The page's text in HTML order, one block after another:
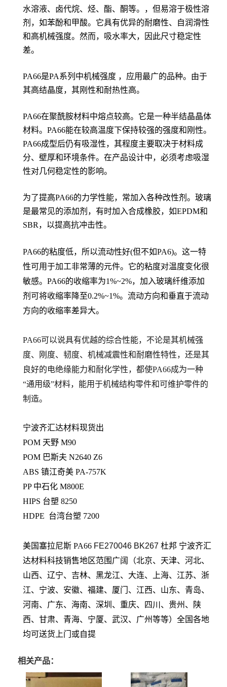
水溶液、卤代烷、烃、酯、酮等。，但易溶于极性溶
剂，如苯酚和甲酸。它具有优异的耐磨性、自润滑性
和高机械强度。然而，吸水率大，因此尺寸稳定性
差。
PA66是PA系列中机械强度 ，应用最广的品种。由于
其高结晶度，其刚性和耐热性高。
PA66在聚酰胺材料中熔点较高。它是一种半结晶晶体
材料。PA66能在较高温度下保持较强的强度和刚性。
PA66成型后仍有吸湿性，其程度主要取决于材料成
分、壁厚和环境条件。在产品设计中，必须考虑吸湿
性对几何稳定性的影响。
为了提高PA66的力学性能，常加入各种改性剂。玻璃
是最常见的添加剂，有时加入合成橡胶，如EPDM和
SBR，以提高抗冲击性。
PA66的粘度低，所以流动性好(但不如PA6)。这一特
性可用于加工非常薄的元件。它的粘度对温度变化很
敏感。PA66的收缩率为1%~2%，加入玻璃纤维添加
剂可将收缩率降至0.2%~1%。流动方向和垂直于流动
方向的收缩率差异大。
PA66可以说具有优越的综合性能，不论是其机械强
度、刚度、韧度、机械减震性和耐磨性特性，还是其
良好的电绝缘能力和耐化学性，都使PA66成为一种
“通用级”材料，能用于机械结构零件和可维护零件的
制造。
宁波齐汇达材料现货出
POM 天野 M90
POM 巴斯夫 N2640 Z6
ABS 镇江奇美 PA-757K
PP 中石化 M800E
HIPS 台塑 8250
HDPE 台湾台塑 7200
美国塞拉尼斯 PA66 FE270046 BK267 杜邦 宁波齐汇
达材料科技销售地区范围广阔（北京、天津、河北、
山西、辽宁、吉林、黑龙江、大连、上海、江苏、浙
江、宁波、安徽、福建、厦门、江西、山东、青岛、
河南、广东、海南、深圳、重庆、四川、贵州、陕
西、甘肃、青海、宁厦、武汉、广州等等）全国各地
均可送货上门或自提
相关产品：